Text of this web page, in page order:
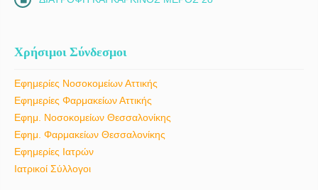
Χρήσιμοι Σύνδεσμοι
Εφημερίες Νοσοκομείων Αττικής
Εφημερίες Φαρμακείων Αττικής
Εφημ. Νοσοκομείων Θεσσαλονίκης
Εφημ. Φαρμακείων Θεσσαλονίκης
Εφημερίες Ιατρών
Ιατρικοί Σύλλογοι